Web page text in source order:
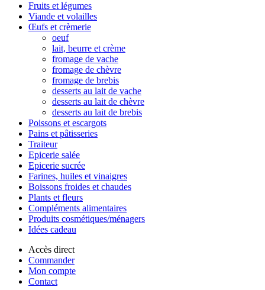
Fruits et légumes
Viande et volailles
Œufs et crèmerie
oeuf
lait, beurre et crème
fromage de vache
fromage de chèvre
fromage de brebis
desserts au lait de vache
desserts au lait de chèvre
desserts au lait de brebis
Poissons et escargots
Pains et pâtisseries
Traiteur
Epicerie salée
Epicerie sucrée
Farines, huiles et vinaigres
Boissons froides et chaudes
Plants et fleurs
Compléments alimentaires
Produits cosmétiques/ménagers
Idées cadeau
Accès direct
Commander
Mon compte
Contact